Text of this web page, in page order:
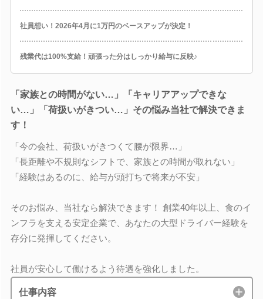
社員想い！2026年4月に1万円のベースアップが決定！
残業代は100%支給！頑張った分はしっかり給与に反映♪
「家族との時間がない…」「キャリアアップできな
い…」「荷扱いがきつい…」その悩み当社で解決できま
す！
「今の会社、荷扱いがきつくて腰が限界…」
「長距離や不規則なシフトで、家族との時間が取れない」
「経験はあるのに、給与が頭打ちで将来が不安」
そのお悩み、当社なら解決できます！ 創業40年以上、食のイ
ンフラを支える安定企業で、あなたの大型ドライバー経験を
存分に発揮してください。
社員が安心して働けるよう待遇を強化しました。
仕事内容